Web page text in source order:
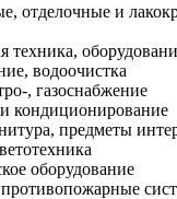
отделочные и
техника,
водоочистка
, газоснабжение
кондиционирование
предметы
оборудование